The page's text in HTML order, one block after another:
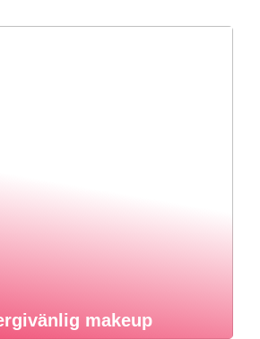
makeup